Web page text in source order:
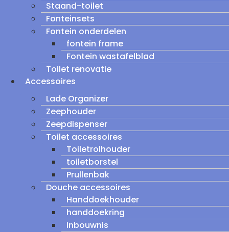
Staand-toilet
Fonteinsets
Fontein onderdelen
fontein frame
Fontein wastafelblad
Toilet renovatie
Accessoires
Lade Organizer
Zeephouder
Zeepdispenser
Toilet accessoires
Toiletrolhouder
toiletborstel
Prullenbak
Douche accessoires
Handdoekhouder
handdoekring
Inbouwnis